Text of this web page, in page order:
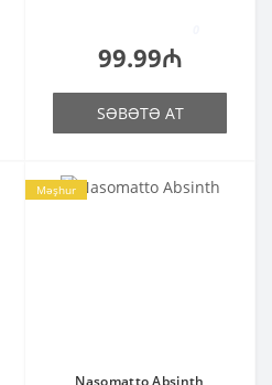
99.99₼
SƏBƏTƏ AT
Məşhur